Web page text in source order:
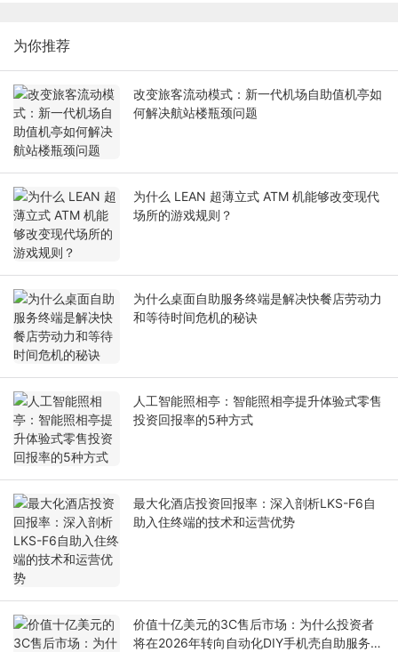
为你推荐
改变旅客流动模式：新一代机场自助值机亭如
何解决航站楼瓶颈问题
为什么 LEAN 超薄立式 ATM 机能够改变现代
场所的游戏规则？
为什么桌面自助服务终端是解决快餐店劳动力
和等待时间危机的秘诀
人工智能照相亭：智能照相亭提升体验式零售
投资回报率的5种方式
最大化酒店投资回报率：深入剖析LKS-F6自
助入住终端的技术和运营优势
价值十亿美元的3C售后市场：为什么投资者
将在2026年转向自动化DIY手机壳自助服务终